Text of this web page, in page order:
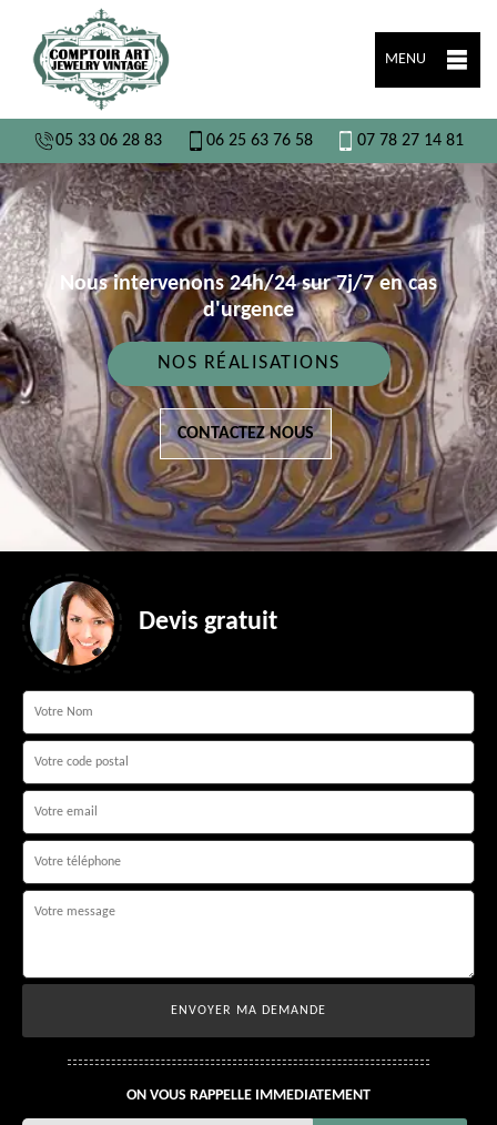
MENU
05 33 06 28 83 06 25 63 76 58 07 78 27 14 81
Nous intervenons 24h/24 sur 7j/7 en cas
d'urgence
NOS RÉALISATIONS
CONTACTEZ NOUS
Devis gratuit
ON VOUS RAPPELLE IMMEDIATEMENT